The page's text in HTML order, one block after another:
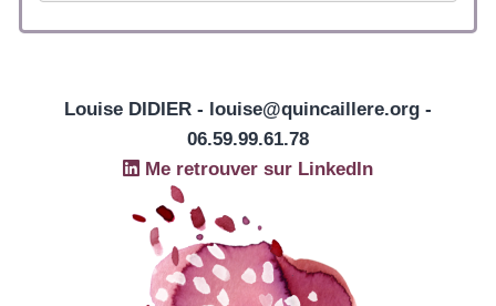
Louise DIDIER - louise@quincaillere.org -
06.59.99.61.78
Me retrouver sur LinkedIn